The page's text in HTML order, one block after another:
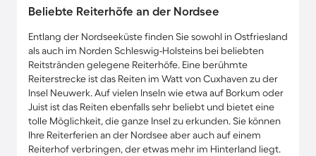
Beliebte Reiterhöfe an der Nordsee
Entlang der Nordseeküste finden Sie sowohl in Ostfriesland
als auch im Norden Schleswig-Holsteins bei beliebten
Reitstränden gelegene Reiterhöfe. Eine berühmte
Reiterstrecke ist das Reiten im Watt von Cuxhaven zu der
Insel Neuwerk. Auf vielen Inseln wie etwa auf Borkum oder
Juist ist das Reiten ebenfalls sehr beliebt und bietet eine
tolle Möglichkeit, die ganze Insel zu erkunden. Sie können
Ihre Reiterferien an der Nordsee aber auch auf einem
Reiterhof verbringen, der etwas mehr im Hinterland liegt.